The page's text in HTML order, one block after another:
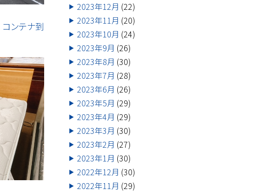
ンテナ到
2023年12月 (22)
2023年11月 (20)
2023年10月 (24)
2023年9月 (26)
2023年8月 (30)
2023年7月 (28)
2023年6月 (26)
2023年5月 (29)
2023年4月 (29)
2023年3月 (30)
2023年2月 (27)
2023年1月 (30)
2022年12月 (30)
2022年11月 (29)